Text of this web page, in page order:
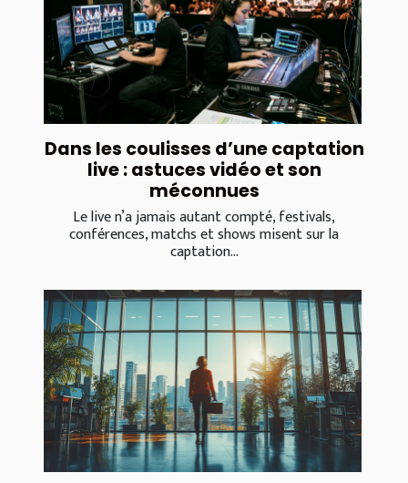
Dans les coulisses d’une captation
live : astuces vidéo et son
méconnues
Le live n’a jamais autant compté, festivals,
conférences, matchs et shows misent sur la
captation...